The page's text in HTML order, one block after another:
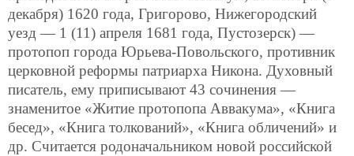
декабря) 1620 года, Григорово, Нижегородский
уезд — 1 (11) апреля 1681 года, Пустозерск) —
протопоп города Юрьева-Повольского, противник
церковной реформы патриарха Никона. Духовный
писатель, ему приписывают 43 сочинения —
знаменитое «Житие протопопа Аввакума», «Книга
бесед», «Книга толкований», «Книга обличений» и
др. Считается родоначальником новой российской